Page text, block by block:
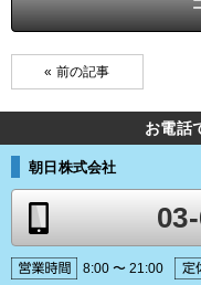
« 前の記事
お電話
朝日株式会社
8:00 〜 21:00